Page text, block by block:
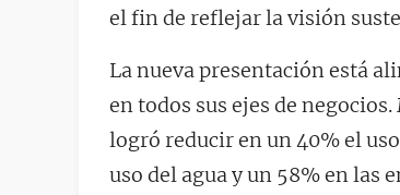
el fin de reflejar la visión
La nueva presentación está
en todos sus ejes de
logró reducir en un 40% el
uso del agua y un 58% en las